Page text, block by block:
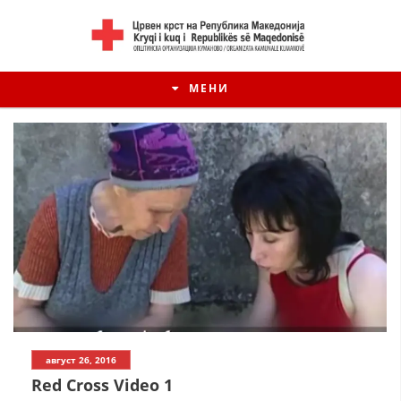
МЕНИ
ИСТОРИЈАТ НА ЦКРМ
ИСТОРИЈАТ НА ДВИЖЕЊЕТО
август 26, 2016
Red Cross Video 1